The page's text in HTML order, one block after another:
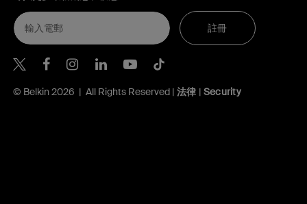
註冊
Belkin Twitter
Belkin Hong Kong Facebook
Belkin Instagram
Belkin Hong Kong
Belkin Youtube
Belkin TikTok
© Belkin 2026 | All Rights Reserved |法律 | Security